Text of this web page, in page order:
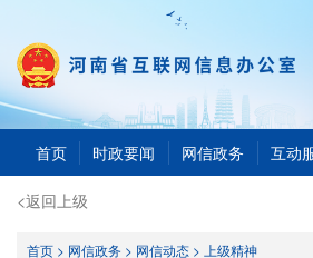
首页 时政要闻 网信政务 互动
<返回上级
首页> 网信政务> 网信动态> 上级精神